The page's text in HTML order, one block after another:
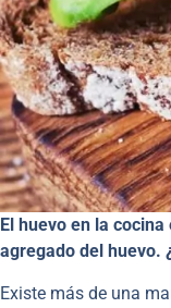
El huevo en la
agregado del huevo.
Existe más de una